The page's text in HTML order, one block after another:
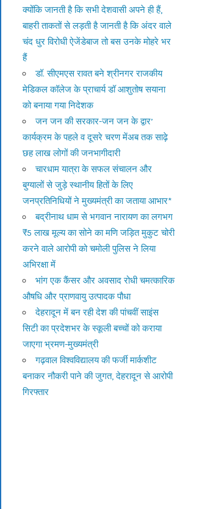
क्योंकि जानती है कि सभी देशवासी अपने ही हैं,
बाहरी ताकतों से लड़ती है जानती है कि अंदर वाले
चंद धुर विरोधी ऐजेंडेबाज तो बस उनके मोहरे भर
हैं
डॉ. सीएमएस रावत बने श्रीनगर राजकीय
मेडिकल कॉलेज के प्राचार्य डॉ आशुतोष सयाना
को बनाया गया निदेशक
जन जन की सरकार-जन जन के द्वार’
कार्यक्रम के पहले व दूसरे चरण मेंअब तक साढ़े
छह लाख लोगों की जनभागीदारी
चारधाम यात्रा के सफल संचालन और
बुग्यालों से जुड़े स्थानीय हितों के लिए
जनप्रतिनिधियों ने मुख्यमंत्री का जताया आभार*
बद्रीनाथ धाम से भगवान नारायण का लगभग
₹5 लाख मूल्य का सोने का मणि जड़ित मुकुट चोरी
करने वाले आरोपी को चमोली पुलिस ने लिया
अभिरक्षा में
भांग एक कैंसर और अवसाद रोधी चमत्कारिक
औषधि और प्राणवायु उत्पादक पौधा
देहरादून में बन रही देश की पांचवीं साइंस
सिटी का प्रदेशभर के स्कूली बच्चों को कराया
जाएगा भ्रमण-मुख्यमंत्री
गढ़वाल विश्वविद्यालय की फर्जी मार्कशीट
बनाकर नौकरी पाने की जुगत, देहरादून से आरोपी
गिरफ्तार